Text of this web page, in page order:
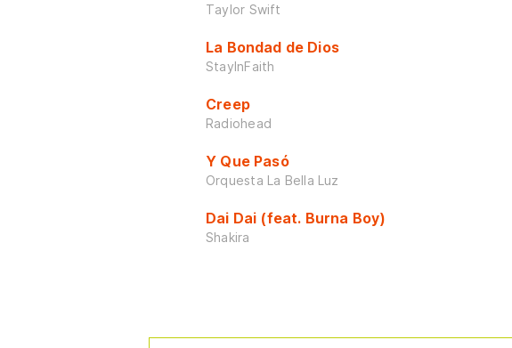
Taylor Swift
La Bondad de Dios
StayInFaith
Creep
Radiohead
Y Que Pasó
Orquesta La Bella Luz
Dai Dai (feat. Burna Boy)
Shakira